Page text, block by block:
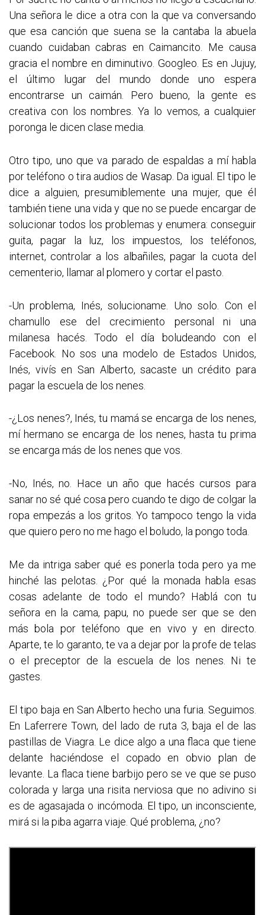
Una señora le dice a otra con la que va conversando
que esa canción que suena se la cantaba la abuela
cuando cuidaban cabras en Caimancito. Me causa
gracia el nombre en diminutivo. Googleo. Es en Jujuy,
el último lugar del mundo donde uno espera
encontrarse un caimán. Pero bueno, la gente es
creativa con los nombres. Ya lo vemos, a cualquier
poronga le dicen clase media.
Otro tipo, uno que va parado de espaldas a mí habla
por teléfono o tira audios de Wasap. Da igual. El tipo le
dice a alguien, presumiblemente una mujer, que él
también tiene una vida y que no se puede encargar de
solucionar todos los problemas y enumera: conseguir
guita, pagar la luz, los impuestos, los teléfonos,
internet, controlar a los albañiles, pagar la cuota del
cementerio, llamar al plomero y cortar el pasto.
-Un problema, Inés, solucioname. Uno solo. Con el
chamullo ese del crecimiento personal ni una
milanesa hacés. Todo el día boludeando con el
Facebook. No sos una modelo de Estados Unidos,
Inés, vivís en San Alberto, sacaste un crédito para
pagar la escuela de los nenes.
-¿Los nenes?, Inés, tu mamá se encarga de los nenes,
mí hermano se encarga de los nenes, hasta tu prima
se encarga más de los nenes que vos.
-No, Inés, no. Hace un año que hacés cursos para
sanar no sé qué cosa pero cuando te digo de colgar la
ropa empezás a los gritos. Yo tampoco tengo la vida
que quiero pero no me hago el boludo, la pongo toda.
Me da intriga saber qué es ponerla toda pero ya me
hinché las pelotas. ¿Por qué la monada habla esas
cosas adelante de todo el mundo? Hablá con tu
señora en la cama, papu, no puede ser que se den
más bola por teléfono que en vivo y en directo.
Aparte, te lo garanto, te va a dejar por la profe de telas
o el preceptor de la escuela de los nenes. Ni te
gastes.
El tipo baja en San Alberto hecho una furia. Seguimos.
En Laferrere Town, del lado de ruta 3, baja el de las
pastillas de Viagra. Le dice algo a una flaca que tiene
delante haciéndose el copado en obvio plan de
levante. La flaca tiene barbijo pero se ve que se puso
colorada y larga una risita nerviosa que no adivino si
es de agasajada o incómoda. El tipo, un inconsciente,
mirá si la piba agarra viaje. Qué problema, ¿no?